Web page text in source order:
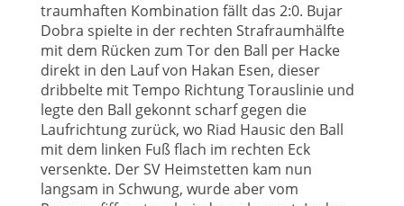
traumhaften Kombination fällt das 2:0. Bujar
Dobra spielte in der rechten Strafraumhälfte
mit dem Rücken zum Tor den Ball per Hacke
direkt in den Lauf von Hakan Esen, dieser
dribbelte mit Tempo Richtung Torauslinie und
legte den Ball gekonnt scharf gegen die
Laufrichtung zurück, wo Riad Hausic den Ball
mit dem linken Fuß flach im rechten Eck
versenkte. Der SV Heimstetten kam nun
langsam in Schwung, wurde aber vom